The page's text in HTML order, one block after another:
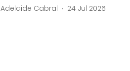
Adelaide Cabral 24 Jul 2026